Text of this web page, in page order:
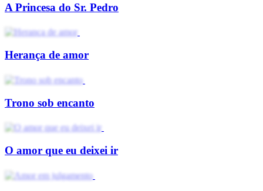
A Princesa do Sr. Pedro
Herança de amor
Trono sob encanto
O amor que eu deixei ir